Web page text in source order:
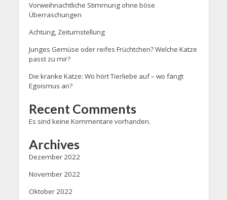
Vorweihnachtliche Stimmung ohne böse
Überraschungen
Achtung, Zeitumstellung
Junges Gemüse oder reifes Früchtchen? Welche Katze
passt zu mir?
Die kranke Katze: Wo hört Tierliebe auf – wo fängt
Egoismus an?
Recent Comments
Es sind keine Kommentare vorhanden.
Archives
Dezember 2022
November 2022
Oktober 2022